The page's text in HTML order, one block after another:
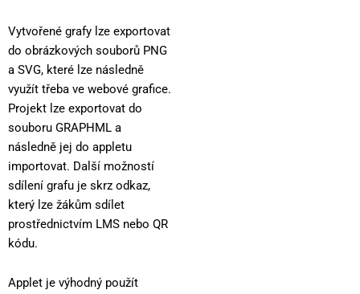
Vytvořené grafy lze exportovat
do obrázkových souborů PNG
a SVG, které lze následně
využít třeba ve webové grafice.
Projekt lze exportovat do
souboru GRAPHML a
následně jej do appletu
importovat. Další možností
sdílení grafu je skrz odkaz,
který lze žákům sdílet
prostřednictvím LMS nebo QR
kódu.
Applet je výhodný použít